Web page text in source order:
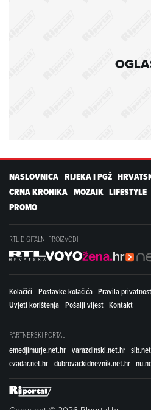
NASLOVNICA RIJEKA I PGŽ
CRNA KRONIKA MOZAIK LIFESTYLE
PROMO
RTL DIGITALNI PROIZVODI
Kolačići Postavke kolačića Pravila
Uvjeti korištenja Pošalji vijest Kontakt
PARTNERSKI PORTALI
emedjimurje.net.hr varazdinski.net.hr
ezadar.net.hr dubrovackidnevnik.net.hr